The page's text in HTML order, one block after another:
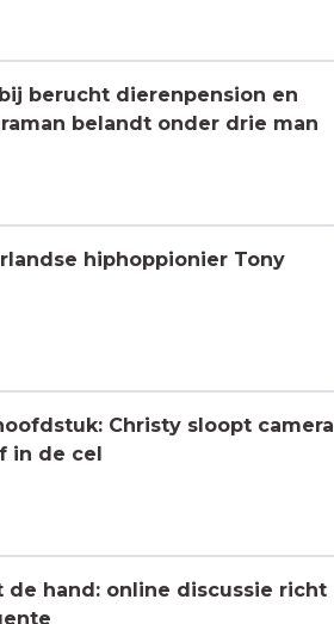
berucht dierenpension en
belandt onder drie man
hiphoppionier Tony
Christy sloopt camera
in de cel
hand: online discussie richt